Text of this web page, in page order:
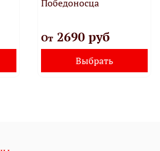
Победоносца
От2690 руб
Выбрать